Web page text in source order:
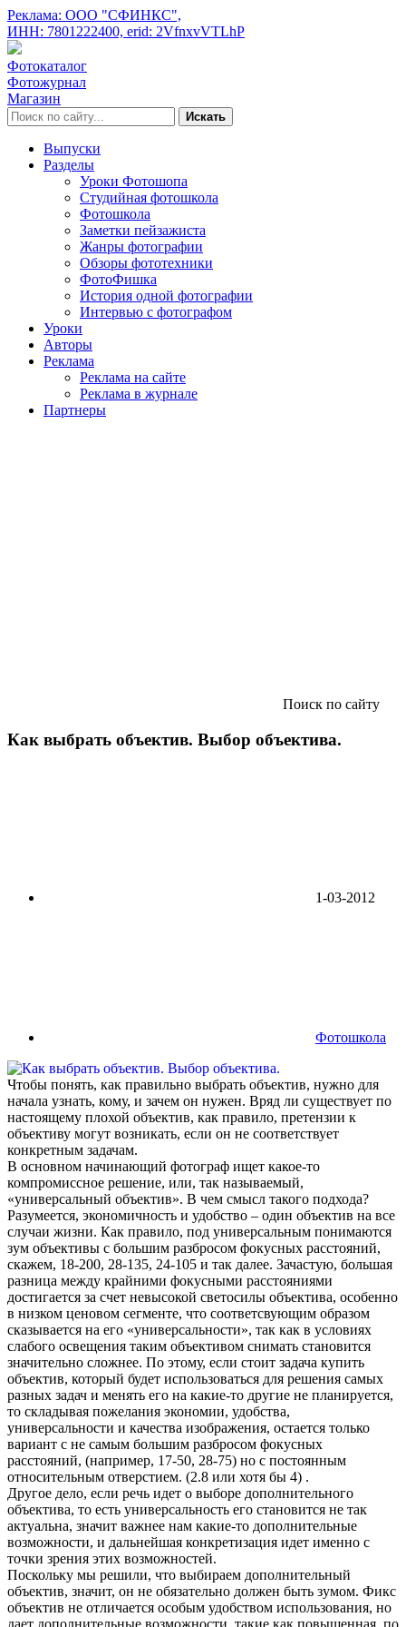
Реклама: ООО "СФИНКС",
ИНН: 7801222400, erid: 2VfnxvVTLhP
Фотокаталог
Фотожурнал
Магазин
Искать
Выпуски
Разделы
Уроки Фотошопа
Студийная фотошкола
Фотошкола
Заметки пейзажиста
Жанры фотографии
Обзоры фототехники
ФотоФишка
История одной фотографии
Интервью с фотографом
Уроки
Авторы
Реклама
Реклама на сайте
Реклама в журнале
Партнеры
Поиск по сайту
Как выбрать объектив. Выбор объектива.
1-03-2012
Фотошкола
Чтобы понять, как правильно выбрать объектив, нужно для
начала узнать, кому, и зачем он нужен. Вряд ли существует по
настоящему плохой объектив, как правило, претензии к
объективу могут возникать, если он не соответствует
конкретным задачам.
В основном начинающий фотограф ищет какое-то
компромиссное решение, или, так называемый,
«универсальный объектив». В чем смысл такого подхода?
Разумеется, экономичность и удобство – один объектив на все
случаи жизни. Как правило, под универсальным понимаются
зум объективы с большим разбросом фокусных расстояний,
скажем, 18-200, 28-135, 24-105 и так далее. Зачастую, большая
разница между крайними фокусными расстояниями
достигается за счет невысокой светосилы объектива, особенно
в низком ценовом сегменте, что соответсвующим образом
сказывается на его «универсальности», так как в условиях
слабого освещения таким объективом снимать становится
значительно сложнее. По этому, если стоит задача купить
объектив, который будет использоваться для решения самых
разных задач и менять его на какие-то другие не планируется,
то складывая пожелания экономии, удобства,
универсальности и качества изображения, остается только
вариант с не самым большим разбросом фокусных
расстояний, (например, 17-50, 28-75) но с постоянным
относительным отверстием. (2.8 или хотя бы 4) .
Другое дело, если речь идет о выборе дополнительного
объектива, то есть универсальность его становится не так
актуальна, значит важнее нам какие-то дополнительные
возможности, и дальнейшая конкретизация идет именно с
точки зрения этих возможностей.
Поскольку мы решили, что выбираем дополнительный
объектив, значит, он не обязательно должен быть зумом. Фикс
объектив не отличается особым удобством использования, но